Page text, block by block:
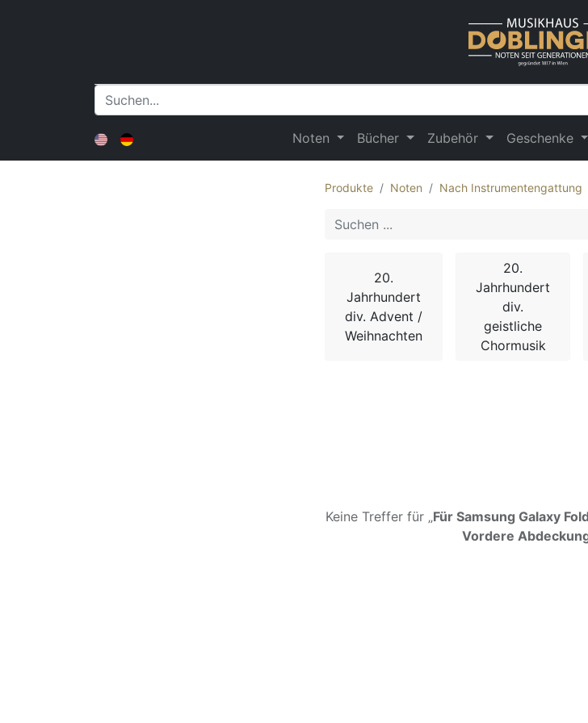
Noten Bücher Zubehör Geschenke
Produkte Noten Nach Instrumentengattung
20.
Jahrhundert
div. Advent /
Weihnachten
20.
Jahrhundert
div.
geistliche
Chormusik
Keine Treffer für „Für Samsung Galaxy
Vordere